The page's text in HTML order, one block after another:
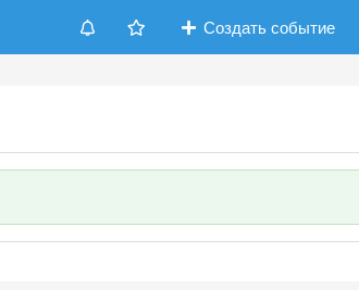
Создать событие